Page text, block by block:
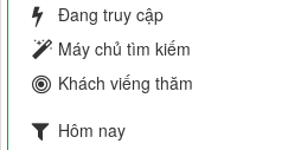
Đang truy cập
Máy chủ tìm kiếm
Khách viếng thăm
Hôm nay